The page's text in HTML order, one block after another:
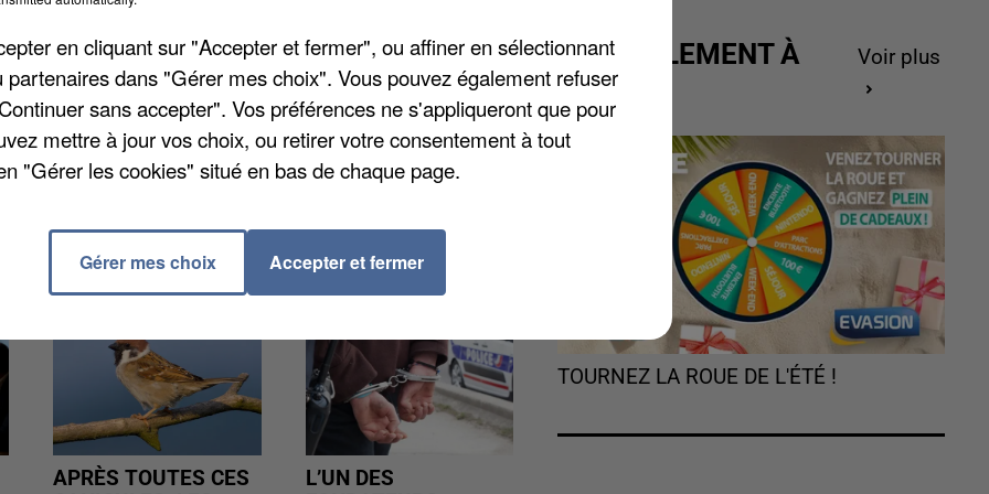
émission de télévision, et sa mère, femme au
programme. Tarifs de 12€ à 25€. Réservations sur
APRÈS TOUTES CES
L’UN DES
ACTUELLEMENT À
GAGNER
Voir plus
TOURNEZ LA ROUE DE L'ÉTÉ !
en cliquant sur "Accepter et fermer", ou affiner en sélectionnant
partenaires dans "Gérer mes choix". Vous pouvez également refuser
sans accepter". Vos préférences ne s'appliqueront que pour
mettre à jour vos choix, ou retirer votre consentement à tout
"Gérer les cookies" situé en bas de chaque page.
Gérer mes choix Accepter et fermer